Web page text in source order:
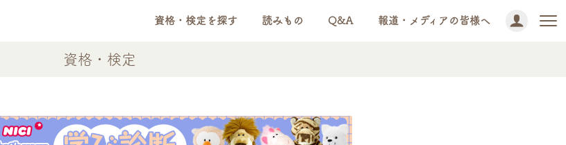
資格・検定を探す 読みもの Q&A 報道・メディアの皆様へ
資格・検定